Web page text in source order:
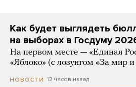
Как будет выглядеть
на выборах в Госдуму
На первом месте — «Единая
«Яблоко» (с лозунгом «За мир и
НОВОСТИ 12 часов назад